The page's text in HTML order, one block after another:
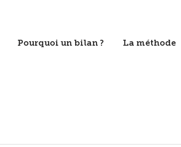
Pourquoi un bilan ? La méthode